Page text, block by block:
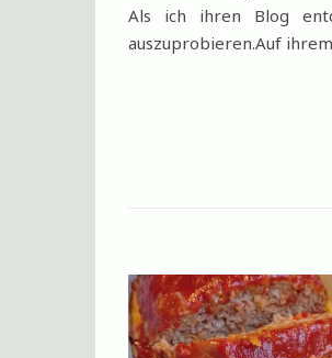
Als ich ihren Blog
auszuprobieren.Auf